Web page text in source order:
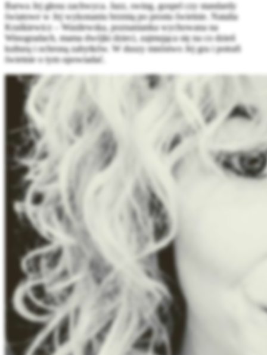
Barwa Jej głosu zachwyca. Jazz, swing, gospel czy standardy
światowe w Jej wykonaniu brzmią po prostu świetnie. Natalia
Kraśkiewicz – Wasilewska, poznanianka wychowana na
Winogradach, mama dwójki dzieci, zajmująca się na co dzień
kulturą i ochroną zabytków. W duszy mnóstwo Jej gra i potrafi
świetnie o tym opowiadać.